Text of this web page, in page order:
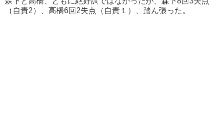
（自責2）、高橋6回2失点（自責１）、踏ん張った。